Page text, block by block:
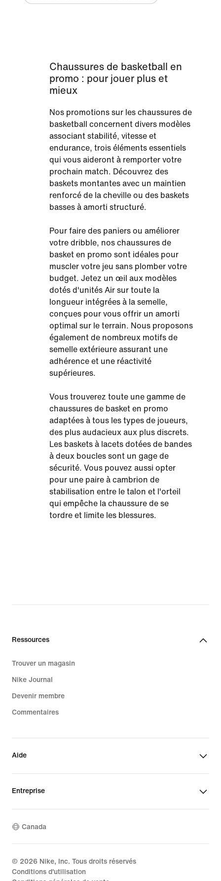
Chaussures de basketball en
promo : pour jouer plus et
mieux
Nos promotions sur les chaussures de
basketball concernent divers modèles
associant stabilité, vitesse et
endurance, trois éléments essentiels
qui vous aideront à remporter votre
prochain match. Découvrez des
baskets montantes avec un maintien
renforcé de la cheville ou des baskets
basses à amorti structuré.
Pour faire des paniers ou améliorer
votre dribble, nos chaussures de
basket en promo sont idéales pour
muscler votre jeu sans plomber votre
budget. Jetez un œil aux modèles
dotés d'unités Air sur toute la
longueur intégrées à la semelle,
conçues pour vous offrir un amorti
optimal sur le terrain. Nous proposons
également de nombreux motifs de
semelle extérieure assurant une
adhérence et une réactivité
supérieures.
Vous trouverez toute une gamme de
chaussures de basket en promo
adaptées à tous les types de joueurs,
des plus audacieux aux plus discrets.
Les baskets à lacets dotées de bandes
à deux boucles sont un gage de
sécurité. Vous pouvez aussi opter
pour une paire à cambrion de
stabilisation entre le talon et l'orteil
qui empêche la chaussure de se
tordre et limite les blessures.
Ressources
Trouver un magasin
Nike Journal
Devenir membre
Commentaires
Aide
Entreprise
Canada
© 2026 Nike, Inc. Tous droits réservés
Conditions d'utilisation